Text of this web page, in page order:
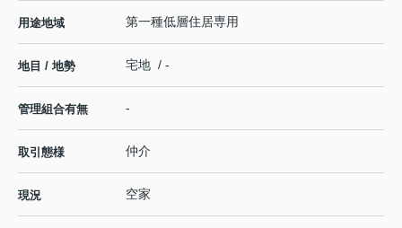
用途地域 第一種低層住居専用
地目 / 地勢 宅地 / -
管理組合有無 -
取引態様 仲介
現況 空家